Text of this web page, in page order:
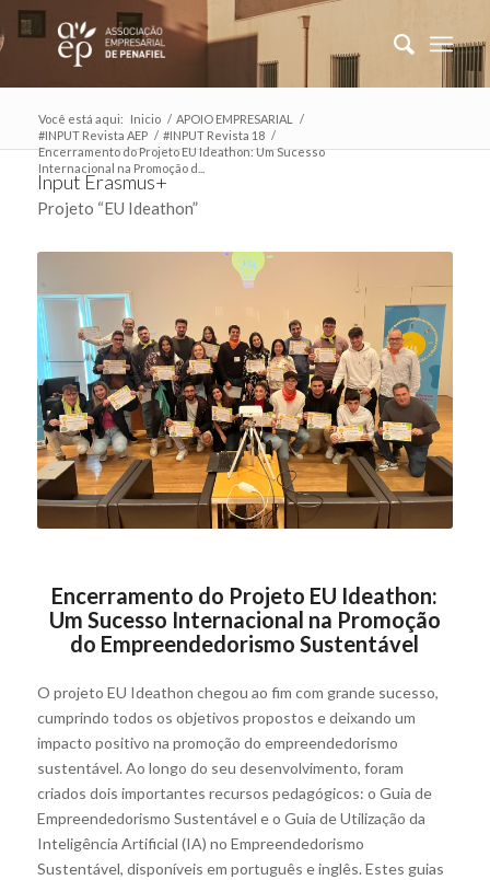
Você está aqui: Inicio / APOIO EMPRESARIAL
/
#INPUT Revista AEP / #INPUT Revista 18 /
Encerramento do Projeto EU Ideathon: Um Sucesso
Internacional na Promoção d...
Input Erasmus+
Projeto “EU Ideathon”
Encerramento do Projeto EU Ideathon:
Um Sucesso Internacional na Promoção
do Empreendedorismo Sustentável
O projeto EU Ideathon chegou ao fim com grande sucesso,
cumprindo todos os objetivos propostos e deixando um
impacto positivo na promoção do empreendedorismo
sustentável. Ao longo do seu desenvolvimento, foram
criados dois importantes recursos pedagógicos: o Guia de
Empreendedorismo Sustentável e o Guia de Utilização da
Inteligência Artificial (IA) no Empreendedorismo
Sustentável, disponíveis em português e inglês. Estes guias